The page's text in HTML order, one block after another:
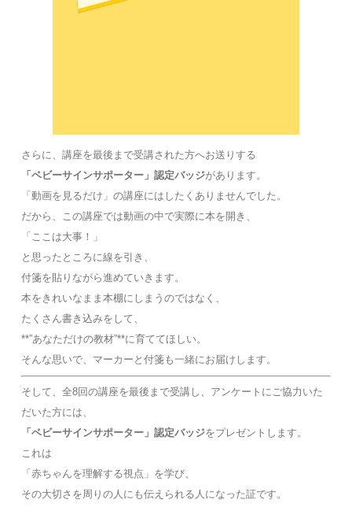
さらに、講座を最後まで受講された方へお送りする
「ベビーサインサポーター」認定バッジがあります。
「動画を見るだけ」の講座にはしたくありませんでした。
だから、この講座では動画の中で実際に本を開き、
「ここは大事！」
と思ったところに線を引き、
付箋を貼りながら進めていきます。
本をきれいなまま本棚にしまうのではなく、
たくさん書き込みをして、
**”あなただけの教材”**に育ててほしい。
そんな思いで、マーカーと付箋も一緒にお届けします。
そして、全8回の講座を最後まで受講し、アンケートにご協力いた
だいた方には、
「ベビーサインサポーター」認定バッジをプレゼントします。
これは
「赤ちゃんを理解する視点」を学び、
その大切さを周りの人にも伝えられる人になった証です。